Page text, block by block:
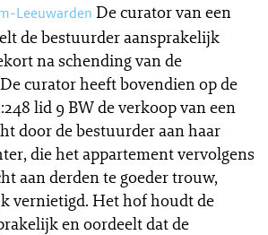
Leeuwarden De curator van een
de bestuurder aansprakelijk
na schending van de
curator heeft bovendien op de
lid 9 BW de verkoop van een
door de bestuurder aan haar
die het appartement vervolgens
aan derden te goeder trouw,
vernietigd. Het hof houdt de
en oordeelt dat de